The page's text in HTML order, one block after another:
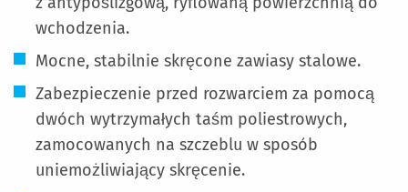
wchodzenia.
Mocne, stabilnie skręcone zawiasy stalowe.
Zabezpieczenie przed rozwarciem za pomocą
dwóch wytrzymałych taśm poliestrowych,
zamocowanych na szczeblu w sposób
uniemożliwiający skręcenie.